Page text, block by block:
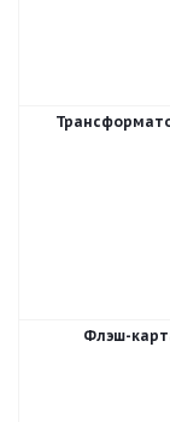
Флэш-